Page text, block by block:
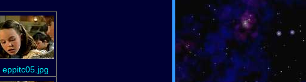
eppitc05.jpg